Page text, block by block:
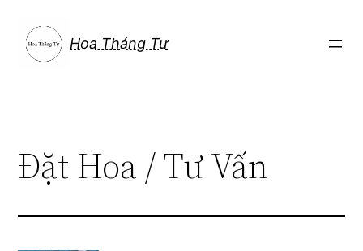
phần
Hoa Tháng Tư
Đặt Hoa / Tư Vấn